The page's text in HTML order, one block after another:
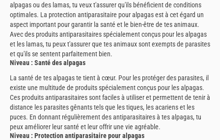
alpagas ou des lamas, tu veux t'assurer qu'ils bénéficient de conditions
optimales. La protection antiparasitaire pour alpagas est à cet égard un
aspect important pour garantir la santé et le bien-être de tes animaux.
Avec des produits antiparasitaires spécialement conçus pour les alpagas
et les lamas, tu peux t'assurer que tes animaux sont exempts de parasites
et qu'ils se sentent parfaitement bien.
Niveau : Santé des alpagas
La santé de tes alpagas te tient à cœur. Pour les protéger des parasites, il
existe une multitude de produits spécialement conçus pour les alpagas.
Ces produits antiparasitaires sont faciles à utiliser et permettent de tenir à
distance les parasites gênants tels que les tiques, les acariens et les
puces. En donnant régulièrement des antiparasitaires à tes alpagas, tu
peux améliorer leur santé et leur offrir une vie agréable.
Niveau : Protection antiparasitaire pour alpagas